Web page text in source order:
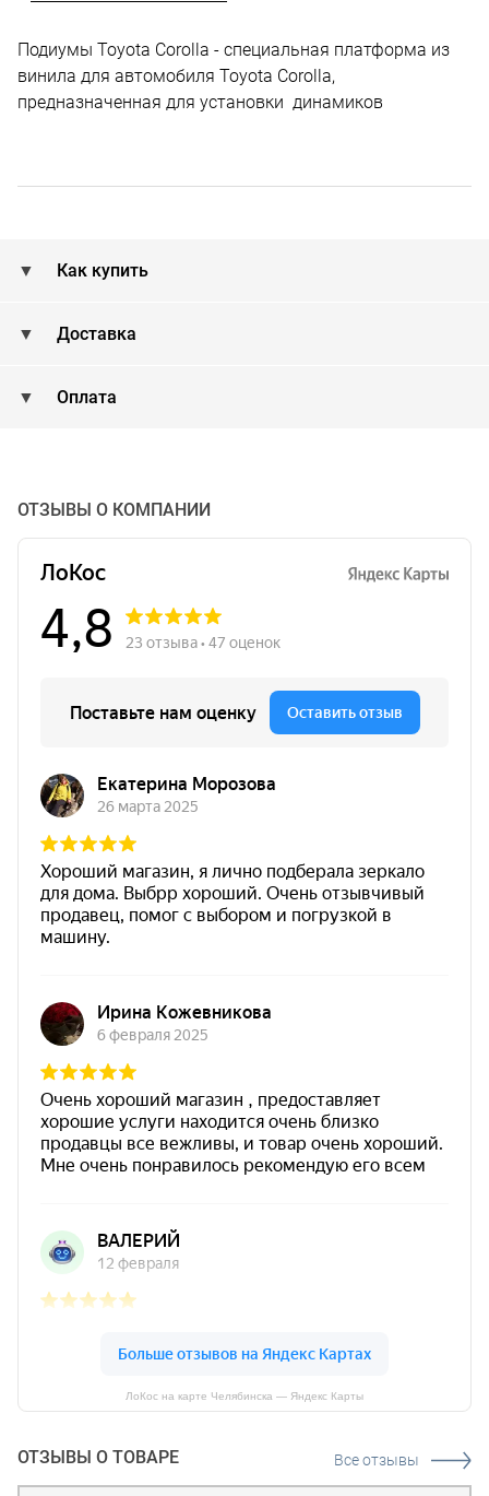
Подиумы Toyota Corolla - специальная платформа из
винила для автомобиля Toyota Corolla,
предназначенная для установки динамиков
Как купить
Доставка
Оплата
ОТЗЫВЫ О КОМПАНИИ
ЛоКос на карте Челябинска — Яндекс Карты
ОТЗЫВЫ О ТОВАРЕ Все отзывы